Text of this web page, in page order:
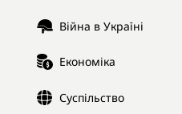
Війна в Україні
Економіка
Суспільство